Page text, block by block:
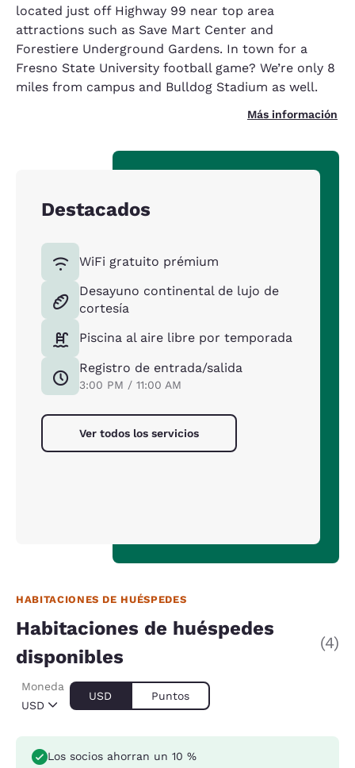
located just off Highway 99 near top area
attractions such as Save Mart Center and
Forestiere Underground Gardens. In town for a
Fresno State University football game? We’re only 8
miles from campus and Bulldog Stadium as well.
Más información
Destacados
WiFi gratuito prémium
Desayuno continental de lujo de
cortesía
Piscina al aire libre por temporada
Registro de entrada/salida
3:00 PM / 11:00 AM
Ver todos los servicios
HABITACIONES DE HUÉSPEDES
Habitaciones de huéspedes
disponibles
(4)
USD
Moneda
USD Puntos
Los socios ahorran un 10 %